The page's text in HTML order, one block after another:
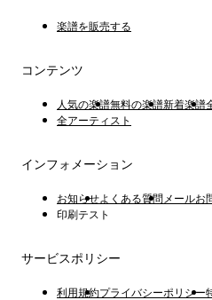
楽譜を販売する
コンテンツ
人気の楽譜無料の楽譜新着楽譜
全アーティスト
インフォメーション
お知らせよくある質問 メールお
印刷テスト
サービスポリシー
利用規約プライバシーポリシー